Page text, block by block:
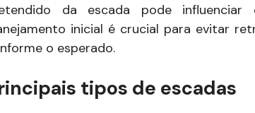
da escada pode
inicial é crucial para evitar
o esperado.
tipos de escadas